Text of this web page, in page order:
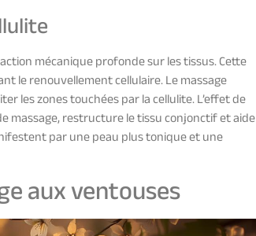
mécanique profonde sur les tissus. Cette
le renouvellement cellulaire. Le massage
les zones touchées par la cellulite. L’effet de
massage, restructure le tissu conjonctif et aide
par une peau plus tonique et une
aux ventouses